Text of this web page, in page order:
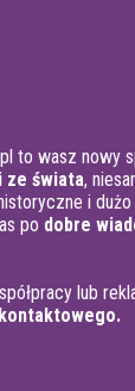
to wasz nowy
ze świata,
i
po dobre
lub